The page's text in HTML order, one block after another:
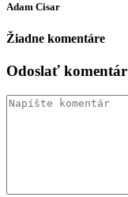
Adam Cisar
Žiadne komentáre
Odoslať komentár